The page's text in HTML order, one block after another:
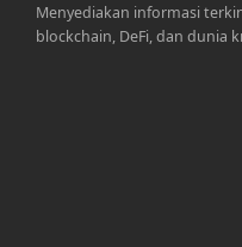
Menyediakan informasi
blockchain, DeFi, dan dunia